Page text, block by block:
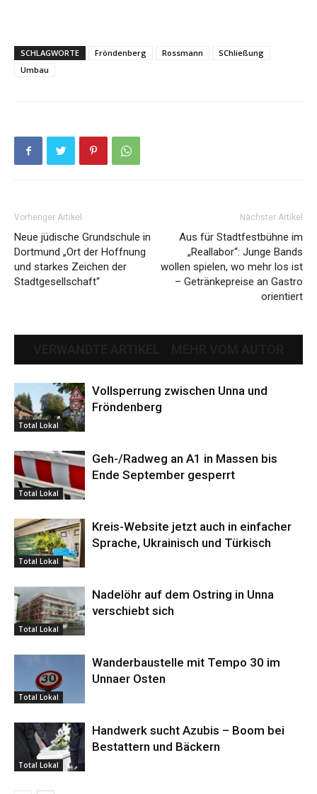
SCHLAGWORTE Fröndenberg Rossmann
SChließung
Umbau
Vorheriger Artikel
Neue jüdische Grundschule in
Dortmund „Ort der Hoffnung
und starkes Zeichen der
Stadtgesellschaft“
Nächster Artikel
Aus für Stadtfestbühne im
„Reallabor“: Junge Bands
wollen spielen, wo mehr los ist
– Getränkepreise an Gastro
orientiert
Total Lokal
Vollsperrung zwischen Unna und
Fröndenberg
Total Lokal
Geh-/Radweg an A1 in Massen bis
Ende September gesperrt
Total Lokal
Kreis-Website jetzt auch in einfacher
Sprache, Ukrainisch und Türkisch
Total Lokal
Nadelöhr auf dem Ostring in Unna
verschiebt sich
Total Lokal
Wanderbaustelle mit Tempo 30 im
Unnaer Osten
Total Lokal
Handwerk sucht Azubis – Boom bei
Bestattern und Bäckern